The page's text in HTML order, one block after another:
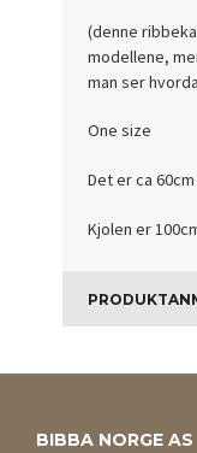
(denne
modellene,
man ser
One size
Det er ca
Kjolen er
BIBBA NORGE AS